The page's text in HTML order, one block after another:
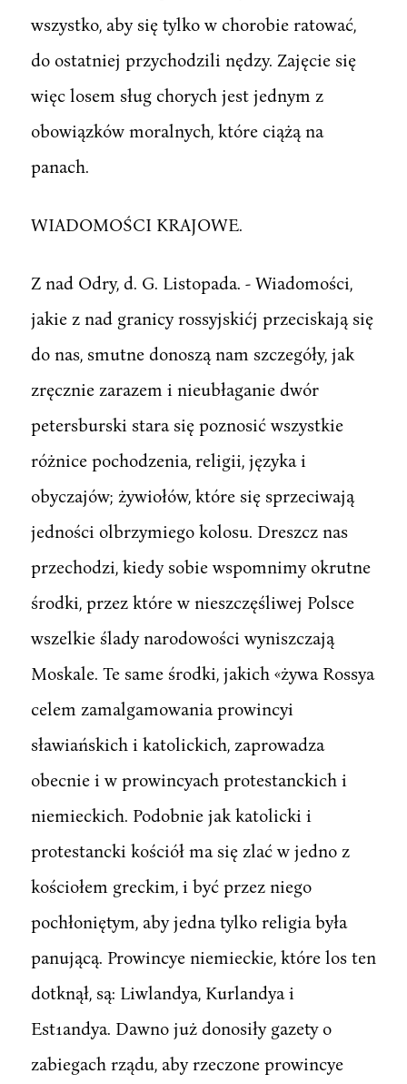
wszystko, aby się tylko w chorobie ratować,
do ostatniej przychodzili nędzy. Zajęcie się
więc losem sług chorych jest jednym z
obowiązków moralnych, które ciążą na
panach.
WIADOMOŚCI KRAJOWE.
Z nad Odry, d. G. Listopada. - Wiadomości,
jakie z nad granicy rossyjskićj przeciskają się
do nas, smutne donoszą nam szczegóły, jak
zręcznie zarazem i nieubłaganie dwór
petersburski stara się poznosić wszystkie
różnice pochodzenia, religii, języka i
obyczajów; żywiołów, które się sprzeciwają
jedności olbrzymiego kolosu. Dreszcz nas
przechodzi, kiedy sobie wspomnimy okrutne
środki, przez które w nieszczęśliwej Polsce
wszelkie ślady narodowości wyniszczają
Moskale. Te same środki, jakich «żywa Rossya
celem zamalgamowania prowincyi
sławiańskich i katolickich, zaprowadza
obecnie i w prowincyach protestanckich i
niemieckich. Podobnie jak katolicki i
protestancki kościół ma się zlać w jedno z
kościołem greckim, i być przez niego
pochłoniętym, aby jedna tylko religia była
panującą. Prowincye niemieckie, które los ten
dotknął, są: Liwlandya, Kurlandya i
Est1andya. Dawno już donosiły gazety o
zabiegach rządu, aby rzeczone prowincye